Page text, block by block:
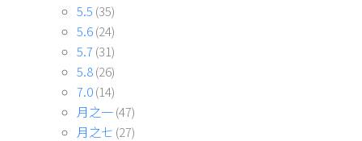
5.5 (35)
5.6(24)
5.7 (31)
5.8(26)
7.0(14)
月之一(47)
月之七 (27)